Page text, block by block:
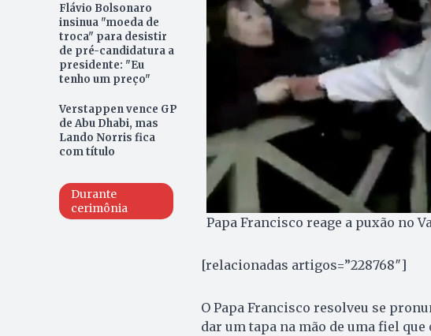
Flávio Bolsonaro
insinua "moeda de
troca" para desistir
de pré-candidatura a
presidente: "Eu
tenho um preço"
Verstappen vence GP
de Abu Dhabi, mas
Lando Norris fica
com título
Durante
cerimônia
Papa Francisco reage a puxão no
[relacionadas artigos=”228768″]
O Papa Francisco resolveu se
dar um tapa na mão de uma fiel